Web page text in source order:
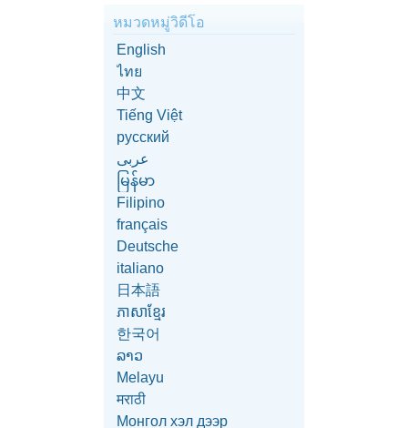
หมวดหมู่วิดีโอ
English
ไทย
中文
Tiếng Việt
русский
عربى
မြန်မာ
Filipino
français
Deutsche
italiano
日本語
ភាសាខ្មែរ
한국어
ລາວ
Melayu
मराठी
Монгол хэл дээр